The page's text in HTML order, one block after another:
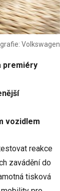
Volkswagen
premiéry
vozidlem
reakce
zavádění do
tisková